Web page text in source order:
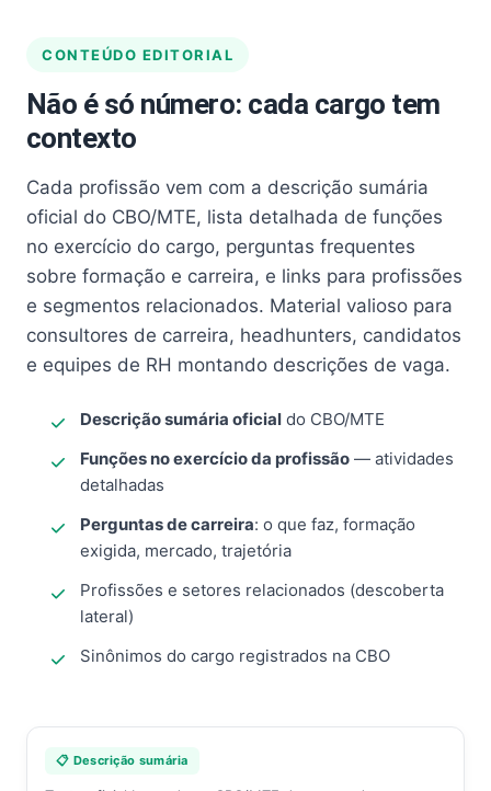
CONTEÚDO EDITORIAL
Não é só número: cada cargo tem
contexto
Cada profissão vem com a descrição sumária
oficial do CBO/MTE, lista detalhada de funções
no exercício do cargo, perguntas frequentes
sobre formação e carreira, e links para profissões
e segmentos relacionados. Material valioso para
consultores de carreira, headhunters, candidatos
e equipes de RH montando descrições de vaga.
Descrição sumária oficial do CBO/MTE
Funções no exercício da profissão — atividades
detalhadas
Perguntas de carreira: o que faz, formação
exigida, mercado, trajetória
Profissões e setores relacionados (descoberta
lateral)
Sinônimos do cargo registrados na CBO
📋 Descrição sumária